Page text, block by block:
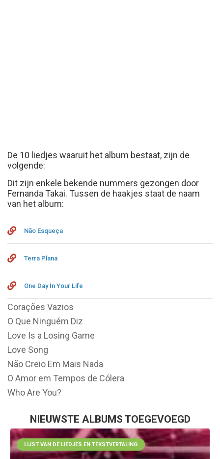
De 10 liedjes waaruit het album bestaat, zijn de
volgende:
Dit zijn enkele bekende nummers gezongen door
Fernanda Takai. Tussen de haakjes staat de naam
van het album:
Não Esqueça
Terra Plana
One Day In Your Life
Corações Vazios
O Que Ninguém Diz
Love Is a Losing Game
Love Song
Não Creio Em Mais Nada
O Amor em Tempos de Cólera
Who Are You?
NIEUWSTE ALBUMS TOEGEVOEGD
LIJST VAN DE LIEDJES EN TEKSTVERTALING